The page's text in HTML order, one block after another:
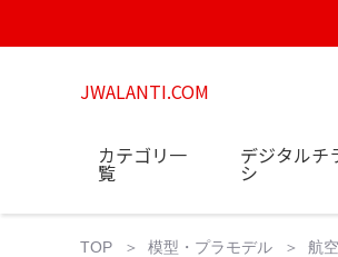
JWALANTI.COM
カテゴリ一
覧
デジタルチ
シ
TOP 模型・プラモデル 航